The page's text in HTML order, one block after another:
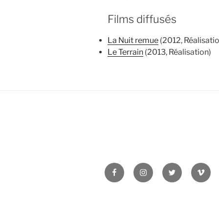
Films diffusés
La Nuit remue (2012,
Le Terrain (2013, Réalisation)
FacebookInstagramTwitter